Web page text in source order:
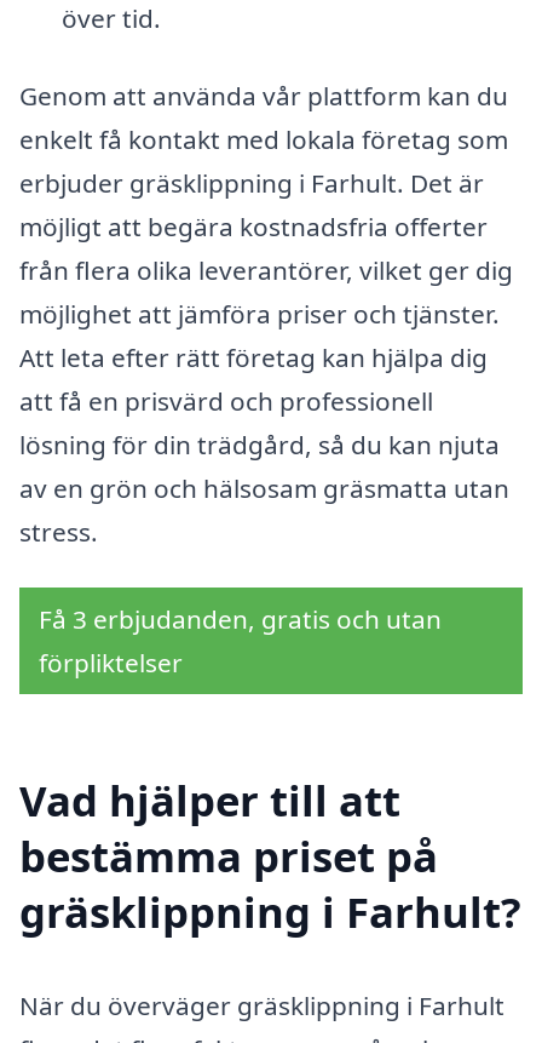
över tid.
Genom att använda vår plattform kan du
enkelt få kontakt med lokala företag som
erbjuder gräsklippning i Farhult. Det är
möjligt att begära kostnadsfria offerter
från flera olika leverantörer, vilket ger dig
möjlighet att jämföra priser och tjänster.
Att leta efter rätt företag kan hjälpa dig
att få en prisvärd och professionell
lösning för din trädgård, så du kan njuta
av en grön och hälsosam gräsmatta utan
stress.
Få 3 erbjudanden, gratis och utan
förpliktelser
Vad hjälper till att
bestämma priset på
gräsklippning i Farhult?
När du överväger gräsklippning i Farhult